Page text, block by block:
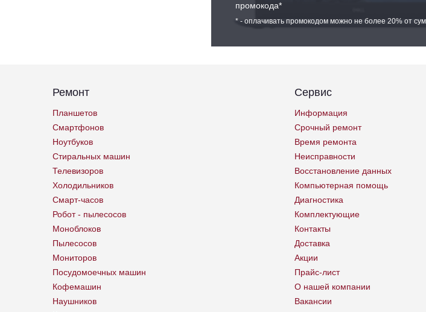
промокода*
* - оплачивать промокодом можно не более 20% от
Ремонт
Планшетов
Смартфонов
Ноутбуков
Стиральных машин
Телевизоров
Холодильников
Смарт-часов
Робот - пылесосов
Моноблоков
Пылесосов
Мониторов
Посудомоечных машин
Кофемашин
Наушников
Сервис
Информация
Срочный ремонт
Время ремонта
Неисправности
Восстановление данных
Компьютерная помощь
Диагностика
Комплектующие
Контакты
Доставка
Акции
Прайс-лист
О нашей компании
Вакансии